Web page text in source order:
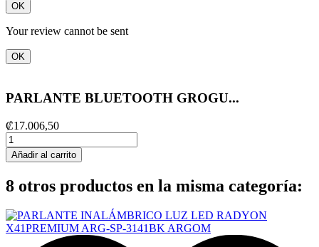
OK
Your review cannot be sent
OK
PARLANTE BLUETOOTH GROGU...
₡17.006,50
Añadir al carrito
8 otros productos en la misma categoría: